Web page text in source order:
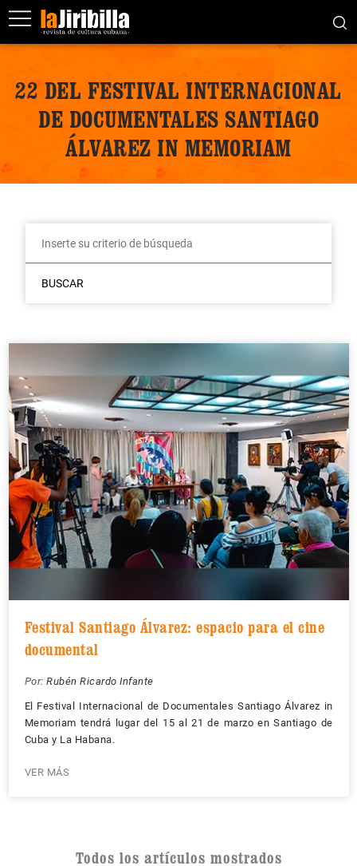
22 DEL FESTIVAL INTERNACIONAL
DE DOCUMENTALES SANTIAGO
ÁLVAREZ IN MEMORIAM
BUSCAR
Festival Santiago Álvarez: espacio para el cine
documental
Por: Rubén Ricardo Infante
El Festival Internacional de Documentales Santiago Álvarez in
Memoriam tendrá lugar del 15 al 21 de marzo en Santiago de
Cuba y La Habana.
VER MÁS
Todos los artículos mostrados